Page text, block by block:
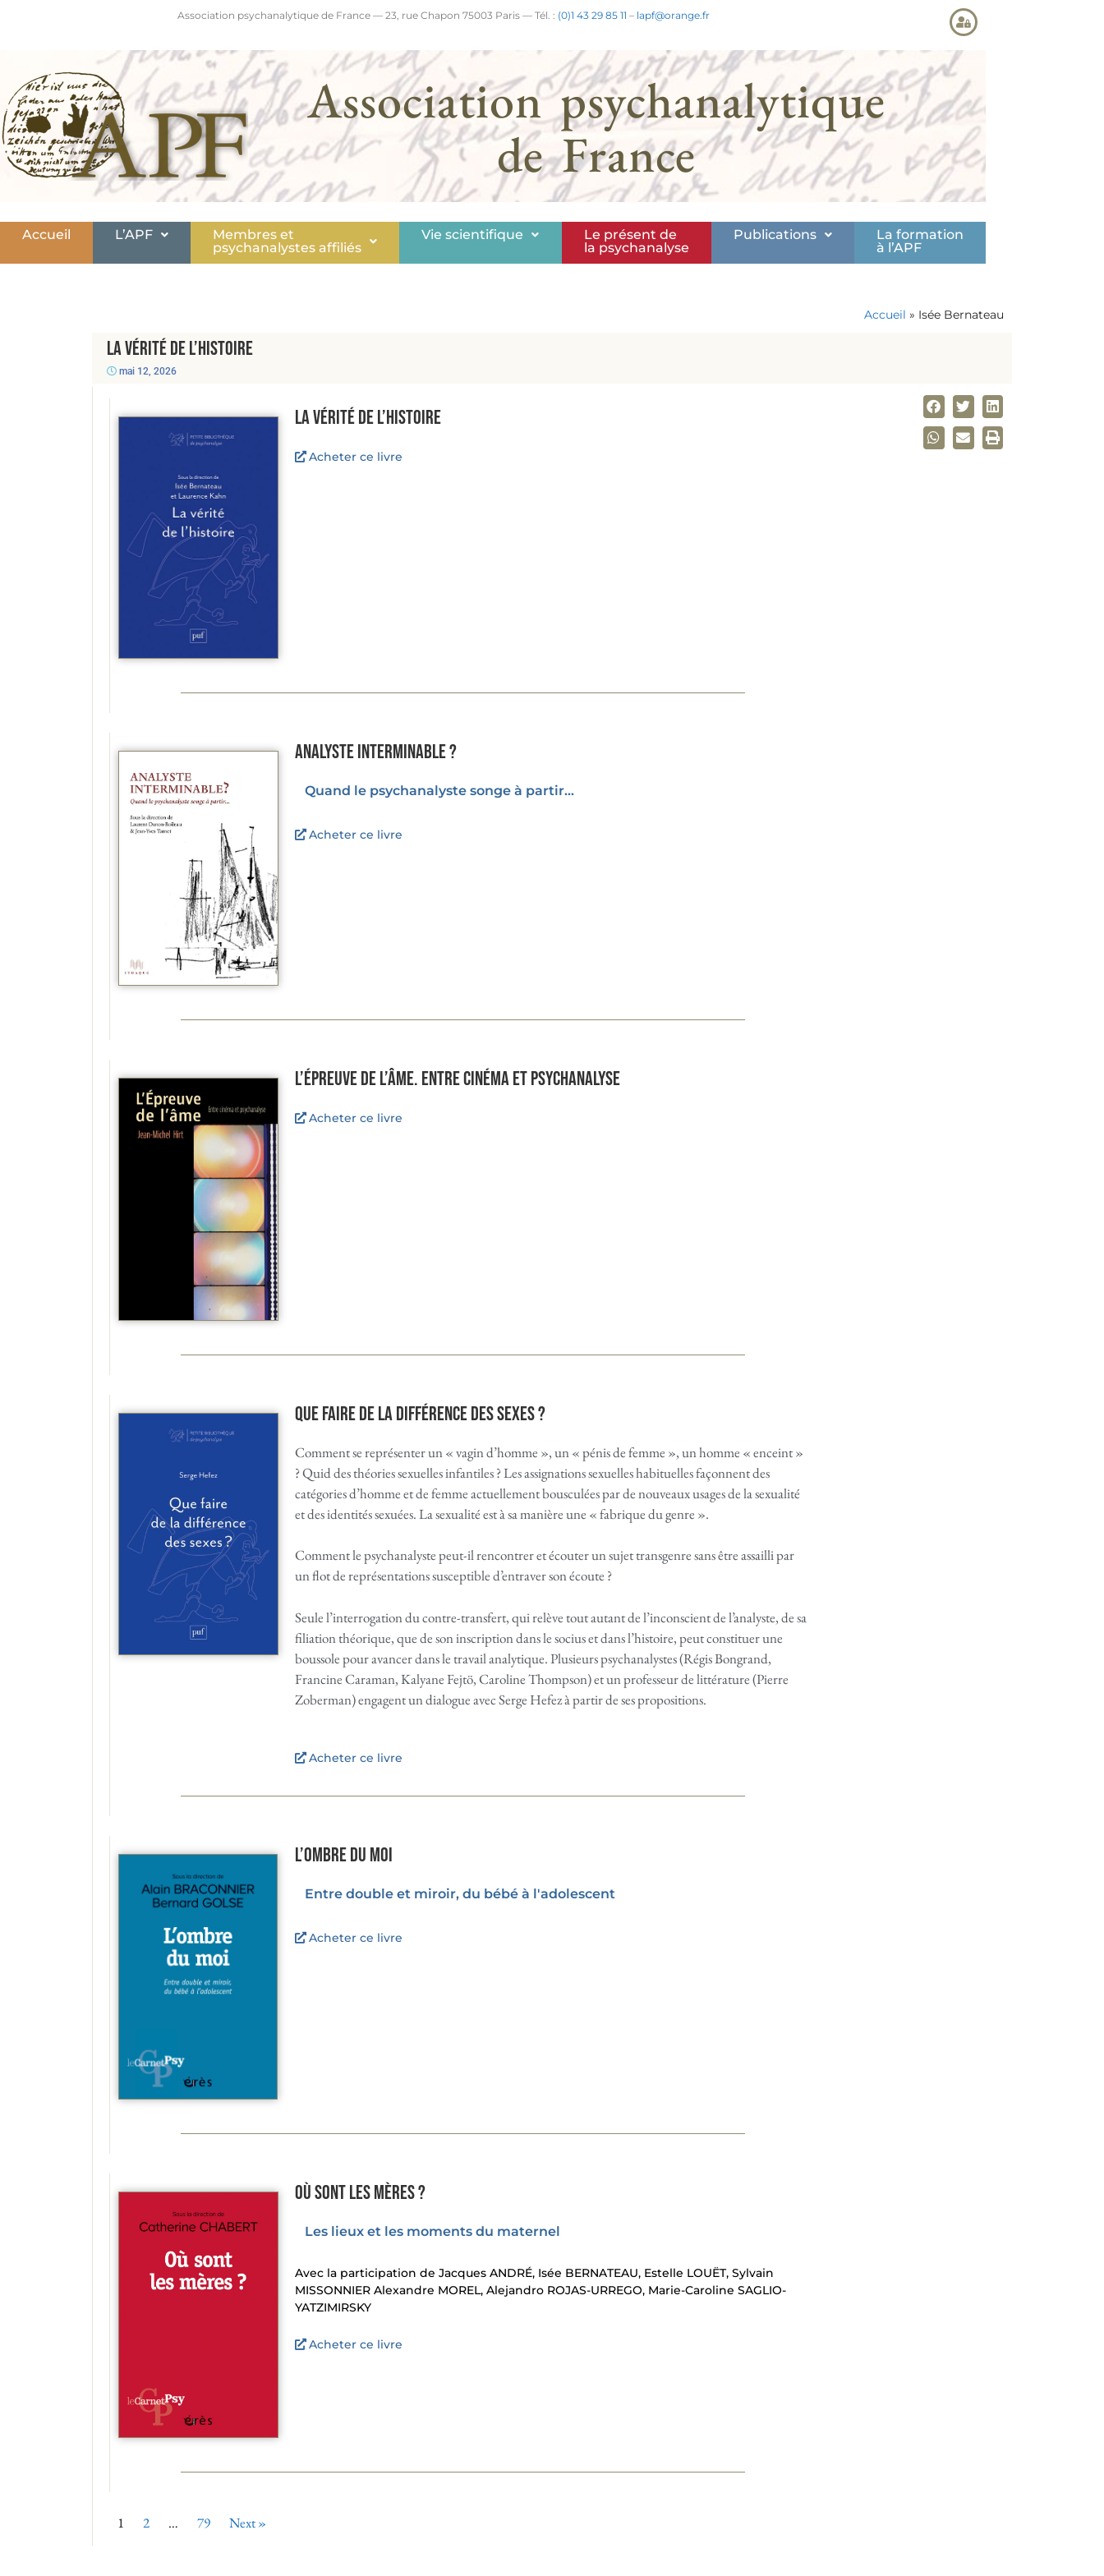
Association psychanalytique de France — 23, rue Chapon 75003 Paris — Tél. : (0)1 43 29 85 11 – lapf@orange.fr
Association psychanalytique
de France
Accueil L’APF
Membres et
psychanalystes affiliés
Vie scientifique
Le présent de
la psychanalyse
Publications
La formation
à l’APF
Accueil » Isée Bernateau
La vérité de l’histoire
mai 12, 2026
La vérité de l’histoire
Acheter ce livre
Analyste interminable ?
Quand le psychanalyste songe à partir...
Acheter ce livre
L’Épreuve de l’âme. Entre cinéma et psychanalyse
Acheter ce livre
Que faire de la différence des sexes ?
Comment se représenter un « vagin d’homme », un « pénis de femme », un homme « enceint »
? Quid des théories sexuelles infantiles ? Les assignations sexuelles habituelles façonnent des
catégories d’homme et de femme actuellement bousculées par de nouveaux usages de la sexualité
et des identités sexuées. La sexualité est à sa manière une « fabrique du genre ».
Comment le psychanalyste peut-il rencontrer et écouter un sujet transgenre sans être assailli par
un flot de représentations susceptible d’entraver son écoute ?
Seule l’interrogation du contre-transfert, qui relève tout autant de l’inconscient de l’analyste, de sa
filiation théorique, que de son inscription dans le socius et dans l’histoire, peut constituer une
boussole pour avancer dans le travail analytique. Plusieurs psychanalystes (Régis Bongrand,
Francine Caraman, Kalyane Fejtö, Caroline Thompson) et un professeur de littérature (Pierre
Zoberman) engagent un dialogue avec Serge Hefez à partir de ses propositions.
Acheter ce livre
L’ombre du moi
Entre double et miroir, du bébé à l'adolescent
Acheter ce livre
Où sont les mères ?
Les lieux et les moments du maternel
Avec la participation de Jacques ANDRÉ, Isée BERNATEAU, Estelle LOUËT, Sylvain
MISSONNIER Alexandre MOREL, Alejandro ROJAS-URREGO, Marie-Caroline SAGLIO-
YATZIMIRSKY
Acheter ce livre
1 2 … 79 Next »